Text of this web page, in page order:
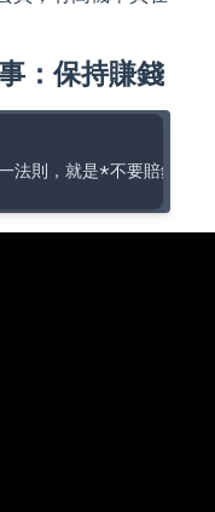
：保持賺錢